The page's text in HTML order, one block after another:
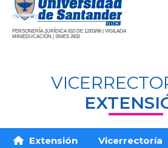
PERSONERÍA JURÍDICA 810 DE 12/03/96 | VIGILADA
MINIEDUCACIÓN | SNIES 2832
Extensión Vicerrectoría